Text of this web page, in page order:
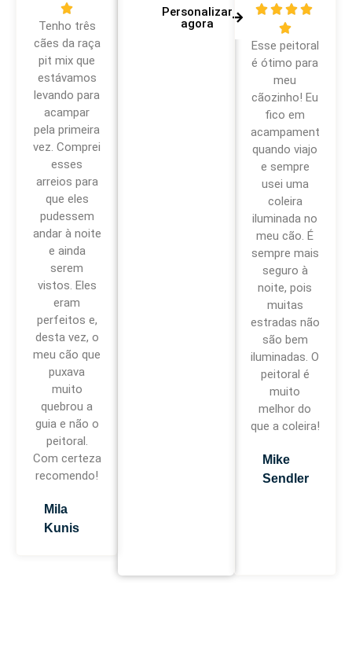

Tenho três
cães da raça
pit mix que
estávamos
levando para
acampar
pela primeira
vez. Comprei
esses
arreios para
que eles
pudessem
andar à noite
e ainda
serem
vistos. Eles
eram
perfeitos e,
desta vez, o
meu cão que
puxava
muito
quebrou a
guia e não o
peitoral.
Com certeza
recomendo!
Mila
Kunis
Personalizar
agora
   

Esse peitoral
é ótimo para
meu
cãozinho! Eu
fico em
acampamentos
quando viajo
e sempre
usei uma
coleira
iluminada no
meu cão. É
sempre mais
seguro à
noite, pois
muitas
estradas não
são bem
iluminadas. O
peitoral é
muito
melhor do
que a coleira!
Mike
Sendler